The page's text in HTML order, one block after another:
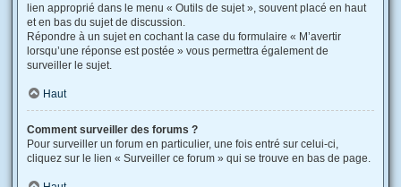
lien approprié dans le menu « Outils de sujet », souvent placé en haut
et en bas du sujet de discussion.
Répondre à un sujet en cochant la case du formulaire « M’avertir
lorsqu’une réponse est postée » vous permettra également de
surveiller le sujet.
Haut
Comment surveiller des forums ?
Pour surveiller un forum en particulier, une fois entré sur celui-ci,
cliquez sur le lien « Surveiller ce forum » qui se trouve en bas de page.